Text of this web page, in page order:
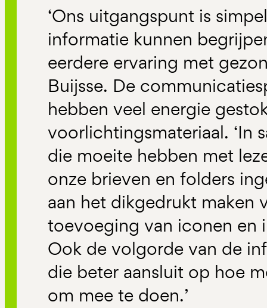
‘Ons uitgangspunt is
informatie kunnen
eerdere ervaring met
Buijsse. De
hebben veel energie
voorlichtingsmateriaal. ‘In
die moeite hebben met
onze brieven en folders
aan het dikgedrukt maken
toevoeging van iconen en
Ook de volgorde van de
die beter aansluit op hoe
om mee te doen.’